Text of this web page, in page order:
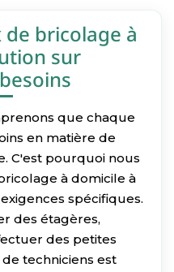
bricolage à
sur
que chaque
en matière de
C'est pourquoi nous
à domicile à
spécifiques.
des étagères,
des petites
techniciens est